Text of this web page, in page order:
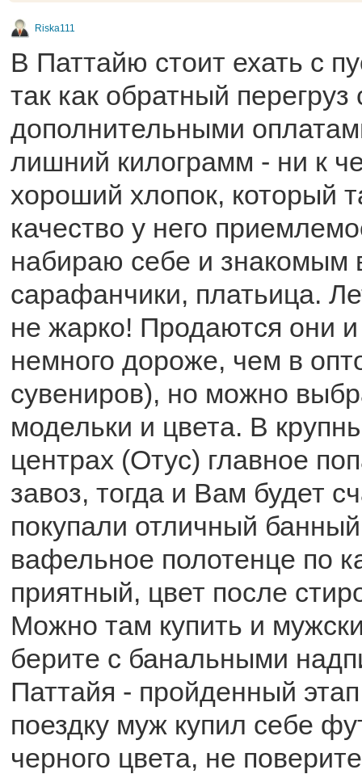
Riska111
В Паттайю стоит ехать с
так как обратный перегруз
дополнительными
лишний килограмм - ни к
хороший хлопок, который
качество у него
набираю себе и знакомым
сарафанчики, платьица.
не жарко! Продаются они
немного дороже, чем в
сувениров), но можно
модельки и цвета. В
центрах (Отус) главное
завоз, тогда и Вам будет
покупали отличный
вафельное полотенце по
приятный, цвет после
Можно там купить и
берите с банальными
Паттайя - пройденный
поездку муж купил себе
черного цвета, не